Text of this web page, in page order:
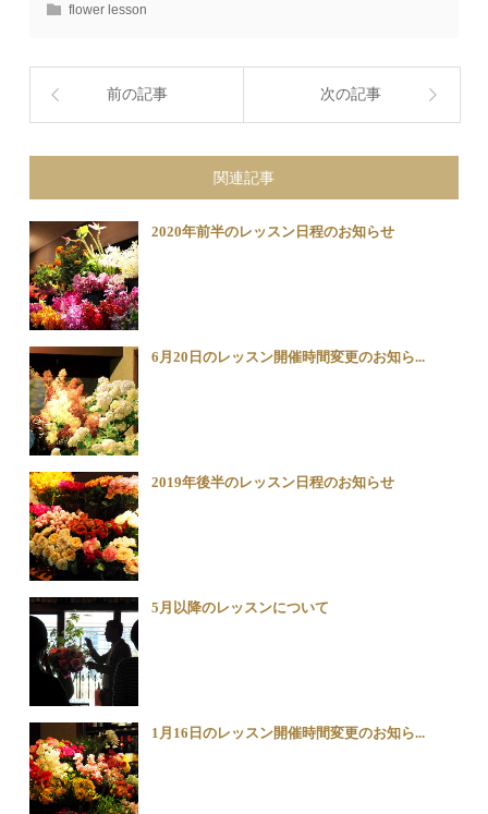
flower lesson
前の記事 次の記事
関連記事
2020年前半のレッスン日程のお知らせ
6月20日のレッスン開催時間変更のお知ら...
2019年後半のレッスン日程のお知らせ
5月以降のレッスンについて
1月16日のレッスン開催時間変更のお知ら...